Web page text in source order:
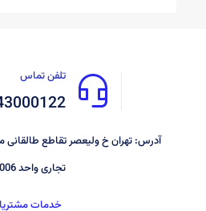
تلفن تماس
آدرس: تهران خ ولیعصر تقاطع طالقانی
تجاری واحد 11006
خدمات